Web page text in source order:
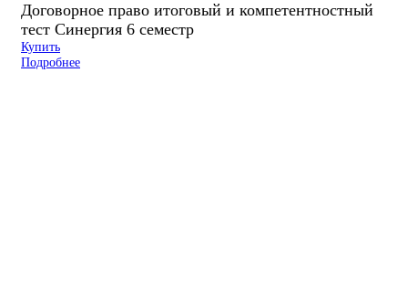
Договорное право итоговый и компетентностный
тест Синергия 6 семестр
Купить
Подробнее